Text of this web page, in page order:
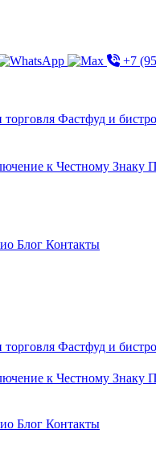
+7
Фастфуд и бистро
к Честному Знаку
Блог Контакты
Фастфуд и бистро
к Честному Знаку
Блог Контакты